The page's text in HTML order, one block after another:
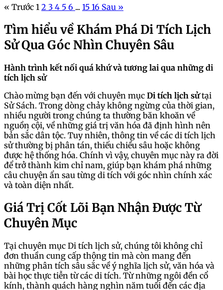
« Trước 1 2 3 4 5 6 ... 15 16 Sau »
Tìm hiểu về Khám Phá Di Tích Lịch
Sử Qua Góc Nhìn Chuyên Sâu
Hành trình kết nối quá khứ và tương lai qua những di
tích lịch sử
Chào mừng bạn đến với chuyên mục Di tích lịch sửtại
Sử Sách. Trong dòng chảy không ngừng của thời gian,
nhiều người trong chúng ta thường băn khoăn về
nguồn cội, về những giá trị văn hóa đã định hình nên
bản sắc dân tộc. Tuy nhiên, thông tin về các di tích lịch
sử thường bị phân tán, thiếu chiều sâu hoặc không
được hệ thống hóa. Chính vì vậy, chuyên mục này ra đời
để trở thành kim chỉ nam, giúp bạn khám phá những
câu chuyện ẩn sau từng di tích với góc nhìn chính xác
và toàn diện nhất.
Giá Trị Cốt Lõi Bạn Nhận Được Từ
Chuyên Mục
Tại chuyên mục Di tích lịch sử, chúng tôi không chỉ
đơn thuần cung cấp thông tin mà còn mang đến
những phân tích sâu sắc về ý nghĩa lịch sử, văn hóa và
bài học thực tiễn từ các di tích. Từ những ngôi đền cổ
kính, thành quách hàng nghìn năm tuổi đến các địa